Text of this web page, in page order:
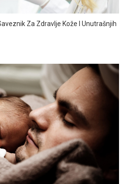
Za Zdravlje Kože I Unutrašnjih